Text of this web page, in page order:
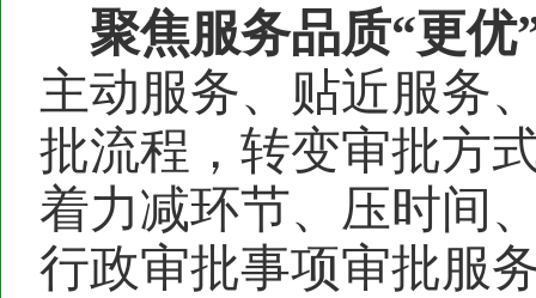
聚焦服务品质“更优
主动服务、贴近服务
批流程，转变审批方
着力减环节、压时间
行政审批事项审批服